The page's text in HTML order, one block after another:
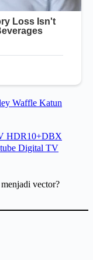
vector?